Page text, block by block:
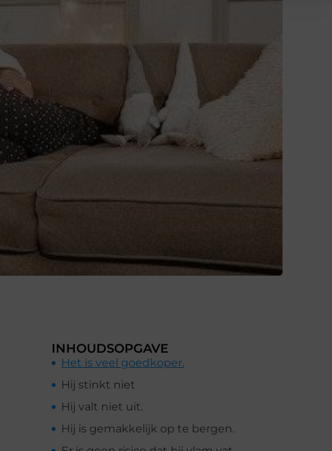
INHOUDSOPGAVE
Het is veel goedkoper.
Hij stinkt niet
Hij valt niet uit.
Hij is gemakkelijk op te bergen.